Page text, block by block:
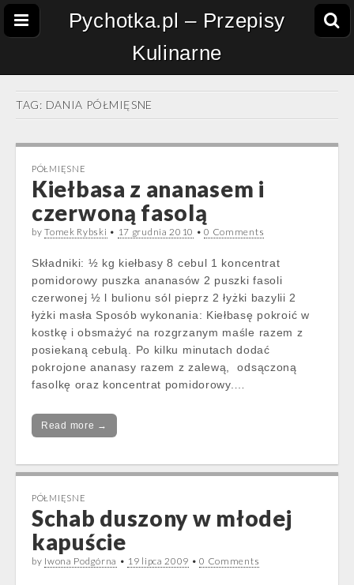
Pychotka.pl – Przepisy
Kulinarne
TAG: DANIA PÓŁMIĘSNE
PÓŁMIĘSNE
Kiełbasa z ananasem i
czerwoną fasolą
byTomek Rybski • 17 grudnia 2010 •0 Comments
Składniki: ½ kg kiełbasy 8 cebul 1 koncentrat
pomidorowy puszka ananasów 2 puszki fasoli
czerwonej ½ l bulionu sól pieprz 2 łyżki bazylii 2
łyżki masła Sposób wykonania: Kiełbasę pokroić w
kostkę i obsmażyć na rozgrzanym maśle razem z
posiekaną cebulą. Po kilku minutach dodać
pokrojone ananasy razem z zalewą, odsączoną
fasolkę oraz koncentrat pomidorowy.…
Read more →
PÓŁMIĘSNE
Schab duszony w młodej
kapuście
by Iwona Podgórna • 19 lipca 2009 •0 Comments